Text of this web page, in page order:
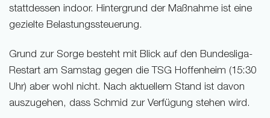
stattdessen indoor. Hintergrund der Maßnahme ist eine
gezielte Belastungssteuerung.
Grund zur Sorge besteht mit Blick auf den Bundesliga-
Restart am Samstag gegen die TSG Hoffenheim (15:30
Uhr) aber wohl nicht. Nach aktuellem Stand ist davon
auszugehen, dass Schmid zur Verfügung stehen wird.